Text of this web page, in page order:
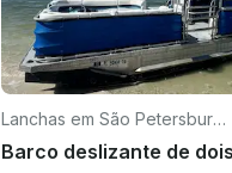
Lanchas em São Petersburg
o